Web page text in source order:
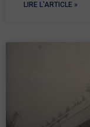
LIRE L'ARTICLE »